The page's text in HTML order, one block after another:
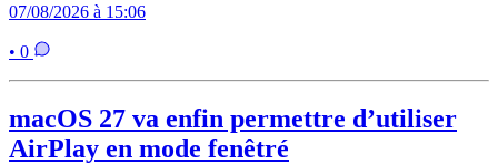
07/08/2026 à 15:06
• 0
macOS 27 va enfin permettre d’utiliser
AirPlay en mode fenêtré